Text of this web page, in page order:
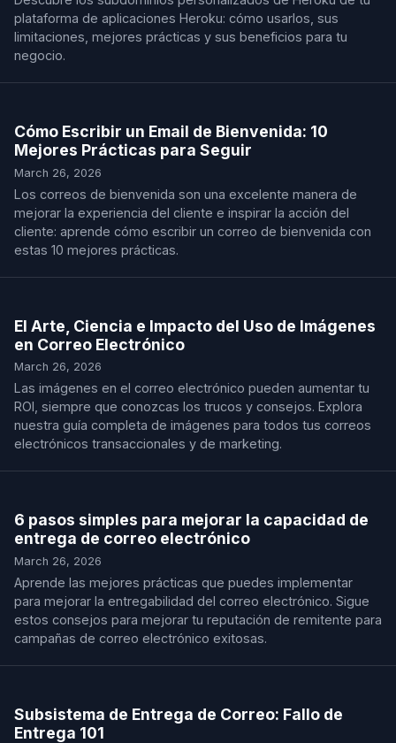
plataforma de aplicaciones Heroku: cómo usarlos, sus
limitaciones, mejores prácticas y sus beneficios para tu
negocio.
Cómo Escribir un Email de Bienvenida: 10
Mejores Prácticas para Seguir
March 26, 2026
Los correos de bienvenida son una excelente manera de
mejorar la experiencia del cliente e inspirar la acción del
cliente: aprende cómo escribir un correo de bienvenida con
estas 10 mejores prácticas.
El Arte, Ciencia e Impacto del Uso de Imágenes
en Correo Electrónico
March 26, 2026
Las imágenes en el correo electrónico pueden aumentar tu
ROI, siempre que conozcas los trucos y consejos. Explora
nuestra guía completa de imágenes para todos tus correos
electrónicos transaccionales y de marketing.
6 pasos simples para mejorar la capacidad de
entrega de correo electrónico
March 26, 2026
Aprende las mejores prácticas que puedes implementar
para mejorar la entregabilidad del correo electrónico. Sigue
estos consejos para mejorar tu reputación de remitente para
campañas de correo electrónico exitosas.
Subsistema de Entrega de Correo: Fallo de
Entrega 101